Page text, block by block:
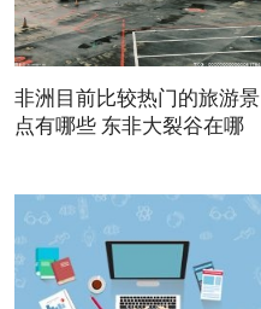
非洲目前比较热门的旅游景
点有哪些 东非大裂谷在哪